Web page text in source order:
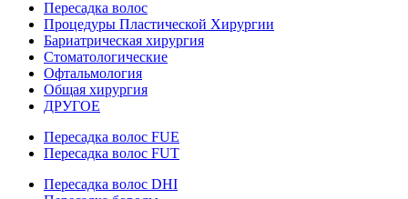
Пересадка волос
Процедуры Пластической Хирургии
Бариатрическая хирургия
Стоматологические
Офтальмология
Общая хирургия
ДРУГОЕ
Пересадка волос FUE
Пересадка волос FUT
Пересадка волос DHI